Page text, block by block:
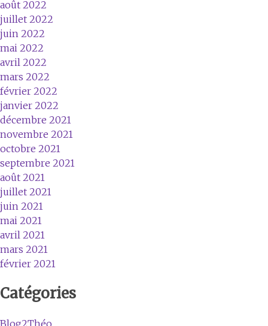
août 2022
juillet 2022
juin 2022
mai 2022
avril 2022
mars 2022
février 2022
janvier 2022
décembre 2021
novembre 2021
octobre 2021
septembre 2021
août 2021
juillet 2021
juin 2021
mai 2021
avril 2021
mars 2021
février 2021
Catégories